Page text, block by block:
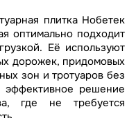
плитка Нобетек
оптимально подходит
Её используют
дорожек, придомовых
зон и тротуаров без
эффективное решение
где не требуется